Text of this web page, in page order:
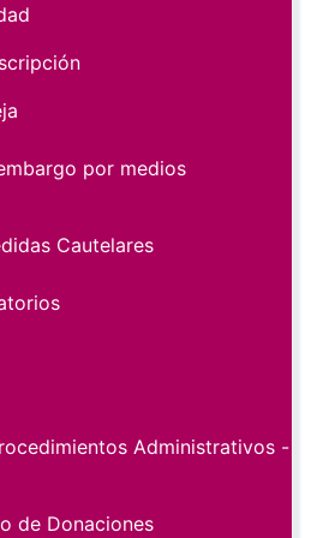
por medios
Cautelares
Administrativos -
de Donaciones